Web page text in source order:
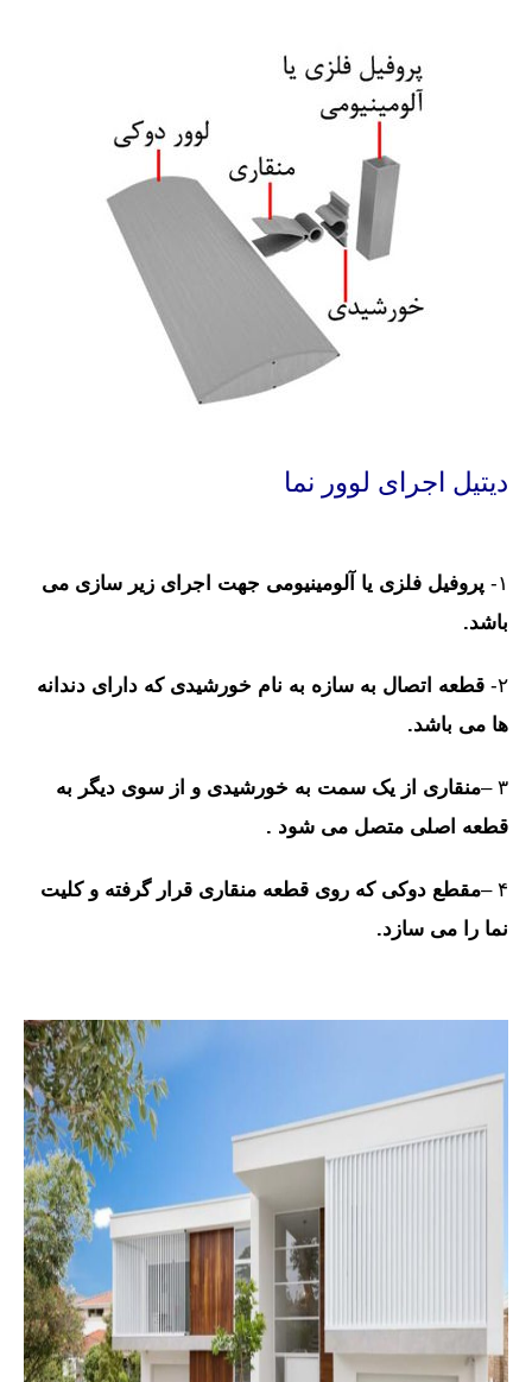
دیتیل اجرای لوور نما
۱-
پروفیل فلزی یا آلومینیومی جهت اجرای زیر سازی می
باشد.
۲- قطعه اتصال به سازه به نام خورشیدی که دارای دندانه
ها می باشد.
۳ –
منقاری از یک سمت به خورشیدی و از سوی دیگر به
قطعه اصلی متصل می شود .
۴ –
مقطع دوکی که روی قطعه منقاری قرار گرفته و کلیت
نما را می سازد.